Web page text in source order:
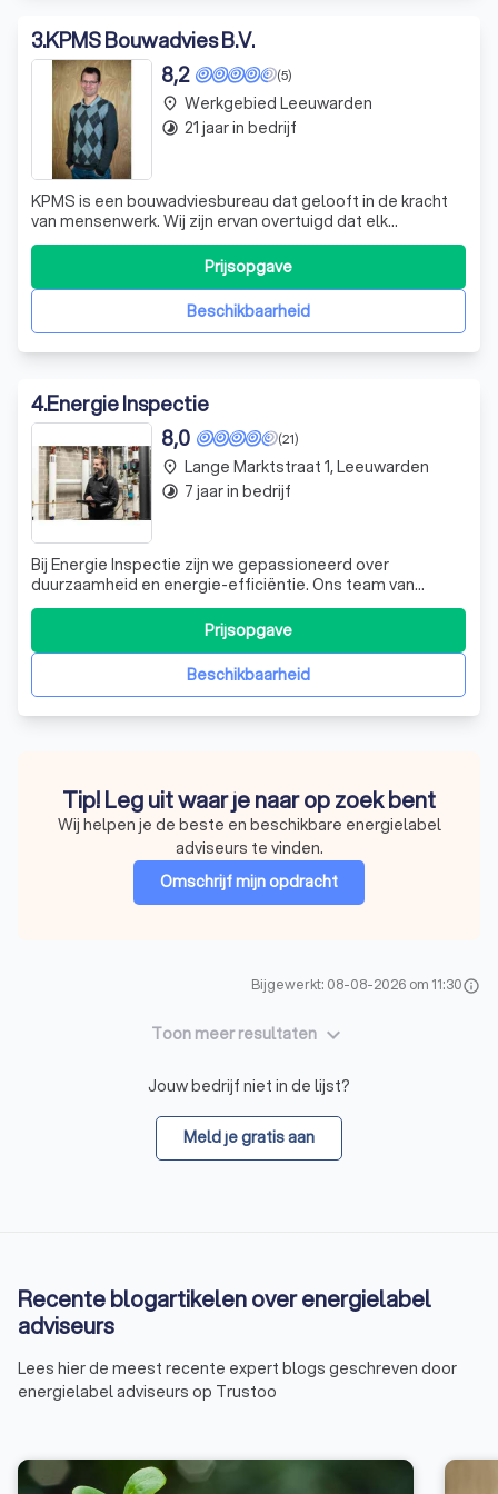
3.KPMS Bouwadvies B.V.
(5)
8,2
KPMS is een bouwadviesbureau dat gelooft in de kracht
van mensenwerk. Wij zijn ervan overtuigd dat elk
bouwproject steunt op de expertise en gedrevenheid van
mensen. Onze experts staan gedurende het hele proces
nuchter maar sterk betrokken aan uw zijde. Wij koppelen
jarenlange ervaring aan jeugdige
Beschikbaarheid
Prijsopgave
place Werkgebied Leeuwarden
timelapse 21 jaar in bedrijf
4.Energie Inspectie
(21)
8,0
Bij Energie Inspectie zijn we gepassioneerd over
duurzaamheid en energie-efficiëntie. Ons team van
gecertificeerde duurzaamheidsadviseurs staat klaar om
zowel particuliere als zakelijke klanten te helpen met
verduurzamingsadvies voor woningen en utiliteitsbouw.
Of het nu gaat om een nieuwbouwplan, d
Beschikbaarheid
Prijsopgave
place Lange Marktstraat 1, Leeuwarden
timelapse 7 jaar in bedrijf
Tip! Leg uit waar je naar op zoek bent
Wij helpen je de beste en beschikbare energielabel
adviseurs te vinden.
Omschrijf mijn opdracht
Bijgewerkt: 08-08-2026 om 11:30info
Toon meer resultaten keyboard_arrow_down
Jouw bedrijf niet in de lijst?
Meld je gratis aan
Recente blogartikelen over energielabel
adviseurs
Lees hier de meest recente expert blogs geschreven door
energielabel adviseurs op Trustoo